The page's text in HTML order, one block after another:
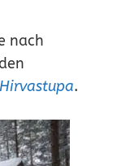
nach
Hirvastupa.